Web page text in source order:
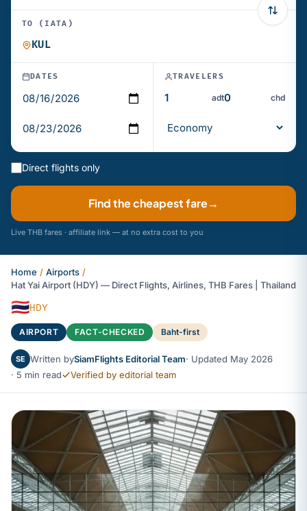
TO (IATA)
DATES TRAVELERS
adt chd
Direct flights only
Find the cheapest fare→
Live THB fares · affiliate link — at no extra cost to you
Home / Airports /
Hat Yai Airport (HDY) — Direct Flights, Airlines, THB Fares | Thailand
🇹🇭HDY
AIRPORT FACT-CHECKED Baht-first
SE Written bySiamFlights Editorial Team· Updated May 2026
· 5 min read
Verified by editorial team